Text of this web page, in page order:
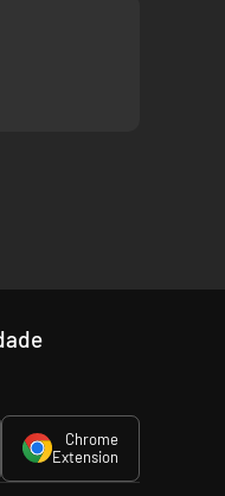
Chrome
Extension